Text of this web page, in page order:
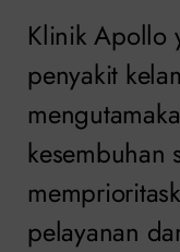
Klinik Apollo
penyakit
kesembuhan
pelayanan